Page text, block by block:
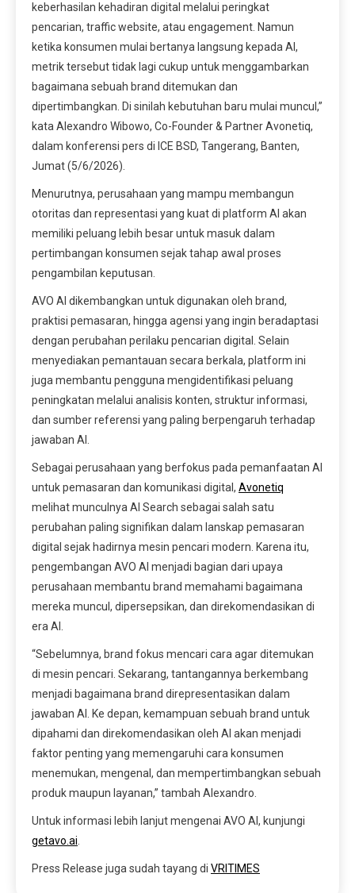
keberhasilan kehadiran digital melalui peringkat
pencarian, traffic website, atau engagement. Namun
ketika konsumen mulai bertanya langsung kepada AI,
metrik tersebut tidak lagi cukup untuk menggambarkan
bagaimana sebuah brand ditemukan dan
dipertimbangkan. Di sinilah kebutuhan baru mulai muncul,”
kata Alexandro Wibowo, Co-Founder & Partner Avonetiq,
dalam konferensi pers di ICE BSD, Tangerang, Banten,
Jumat (5/6/2026).
Menurutnya, perusahaan yang mampu membangun
otoritas dan representasi yang kuat di platform AI akan
memiliki peluang lebih besar untuk masuk dalam
pertimbangan konsumen sejak tahap awal proses
pengambilan keputusan.
AVO AI dikembangkan untuk digunakan oleh brand,
praktisi pemasaran, hingga agensi yang ingin beradaptasi
dengan perubahan perilaku pencarian digital. Selain
menyediakan pemantauan secara berkala, platform ini
juga membantu pengguna mengidentifikasi peluang
peningkatan melalui analisis konten, struktur informasi,
dan sumber referensi yang paling berpengaruh terhadap
jawaban AI.
Sebagai perusahaan yang berfokus pada pemanfaatan AI
untuk pemasaran dan komunikasi digital, Avonetiq
melihat munculnya AI Search sebagai salah satu
perubahan paling signifikan dalam lanskap pemasaran
digital sejak hadirnya mesin pencari modern. Karena itu,
pengembangan AVO AI menjadi bagian dari upaya
perusahaan membantu brand memahami bagaimana
mereka muncul, dipersepsikan, dan direkomendasikan di
era AI.
“Sebelumnya, brand fokus mencari cara agar ditemukan
di mesin pencari. Sekarang, tantangannya berkembang
menjadi bagaimana brand direpresentasikan dalam
jawaban AI. Ke depan, kemampuan sebuah brand untuk
dipahami dan direkomendasikan oleh AI akan menjadi
faktor penting yang memengaruhi cara konsumen
menemukan, mengenal, dan mempertimbangkan sebuah
produk maupun layanan,” tambah Alexandro.
Untuk informasi lebih lanjut mengenai AVO AI, kunjungi
getavo.ai
Press Release juga sudah tayang di VRITIMES